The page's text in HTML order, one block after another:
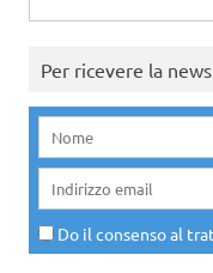
per:
Per ricevere la
Do il consenso al